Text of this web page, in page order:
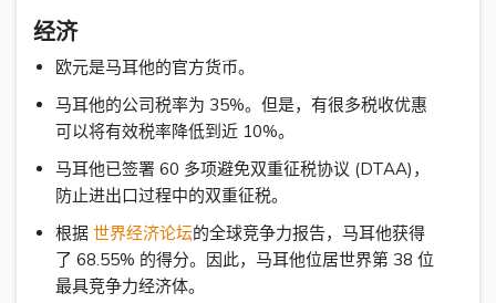
经济
欧元是马耳他的官方货币。
马耳他的公司税率为 35%。但是，有很多税收优惠
可以将有效税率降低到近 10%。
马耳他已签署 60 多项避免双重征税协议 (DTAA)，
防止进出口过程中的双重征税。
根据 世界经济论坛的全球竞争力报告，马耳他获得
了 68.55% 的得分。因此，马耳他位居世界第 38 位
最具竞争力经济体。